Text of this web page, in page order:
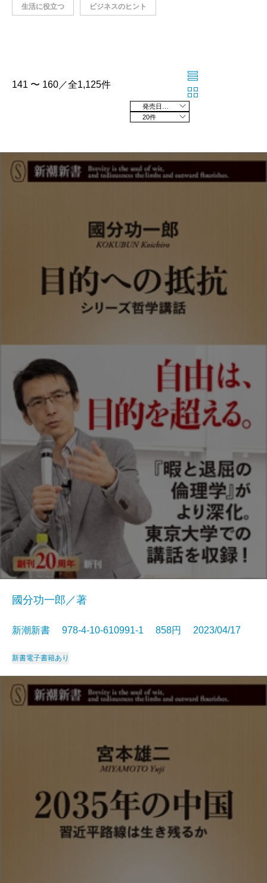
生活に役立つ ビジネスのヒント
141 〜 160／全1,125件
20件
國分功一郎／著
新潮新書 978-4-10-610991-1 858円 2023/04/17
新書電子書籍あり